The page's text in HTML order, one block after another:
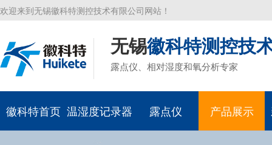
欢迎来到无锡徽科特测控技术有限公司网站！
无锡徽科特测控技
露点仪、相对湿度和氧分析专家
徽科特首页 温湿度记录器 露点仪 产品展示